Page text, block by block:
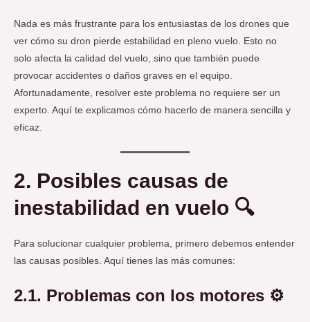
Nada es más frustrante para los entusiastas de los drones que
ver cómo su dron pierde estabilidad en pleno vuelo. Esto no
solo afecta la calidad del vuelo, sino que también puede
provocar accidentes o daños graves en el equipo.
Afortunadamente, resolver este problema no requiere ser un
experto. Aquí te explicamos cómo hacerlo de manera sencilla y
eficaz.
2. Posibles causas de
inestabilidad en vuelo 🔍
Para solucionar cualquier problema, primero debemos entender
las causas posibles. Aquí tienes las más comunes:
2.1. Problemas con los motores ⚙️